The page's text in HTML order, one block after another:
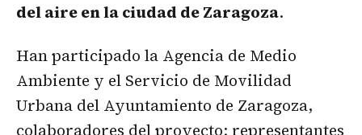
del aire en la ciudad de Zaragoza.
Han participado la Agencia de Medio
Ambiente y el Servicio de Movilidad
Urbana del Ayuntamiento de Zaragoza,
colaboradores del proyecto; representantes